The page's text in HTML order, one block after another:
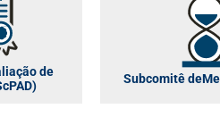
de
Subcomitê